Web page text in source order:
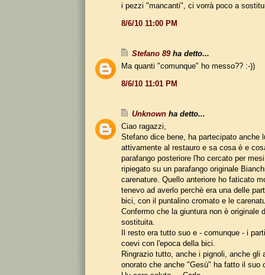
i pezzi "mancanti", ci vorrà poco a
8/6/10 11:00 PM
Stefano 89ha detto...
Ma quanti "comunque" ho messo?? :-))
8/6/10 11:01 PM
Unknown ha detto...
Ciao ragazzi,
Stefano dice bene, ha partecipato anche
attivamente al restauro e sa cosa è e
parafango posteriore l'ho cercato per
ripiegato su un parafango originale
carenature. Quello anteriore ho faticato
tenevo ad averlo perchè era una delle
bici, con il puntalino cromato e le
Confermo che la giuntura non è originale
sostituita.
Il resto era tutto suo e - comunque - i
coevi con l'epoca della bici.
Ringrazio tutto, anche i pignoli, anche gli
onorato che anche "Gesù" ha fatto il suo